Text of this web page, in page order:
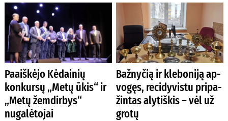
Paaiškėjo Kėdainių
konkursų „Metų ūkis“ ir
„Metų žemdirbys“
nugalėtojai
Baž­ny­čią ir kle­bo­ni­ją ap­
vo­gęs, re­ci­dy­vis­tu pri­pa­
žin­tas aly­tiš­kis – vėl už
gro­tų